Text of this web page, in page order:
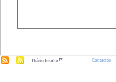
Diário Insular.pt Contactos